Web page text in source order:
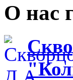
О нас